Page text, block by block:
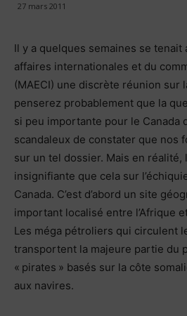
27 mars 2011
Il y a quelques semaines se tenait
affaires internationales et du
(MAECI) une discrète réunion sur
penserez probablement que la
si peu importante pour le Canada
scandaleux de constater que nos
sur un tel dossier. Mais en réalité,
insignifiante que cela sur
Canada. C’est d’abord un site
important localisé entre l’Afrique
Les méga pétroliers qui circulent
transportent la majeure partie du
« pirates » basés sur la côte
aux navires.